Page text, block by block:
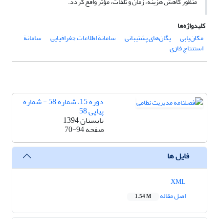
کلیدواژه‌ها
مکان‌یابی
یگان‌های پشتیبانی سامانة اطلاعات جغرافیایی سامانة
استنتاج فازی
دوره 15، شماره 58 - شماره
پیاپی 58
تابستان 1394
صفحه70-94
فایل ها
اصل مقاله
1.54 M